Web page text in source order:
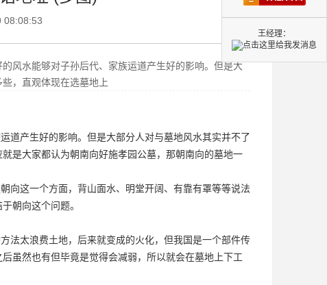
08:08:53
风水能够对子孙后代、家族运道产生好的影响。但是大
，直观体现在选墓地上
道产生好的影响。但是大部分人对与墓地风水其实并不了
是大家都认为朝南向好施孝园公墓，那朝南向的墓地一
向这一个方面，背山面水、明堂开阔、有靠有罩等等说法
朝向这个问题。
法太浪费土地，后来就变成的火化，但我国是一个部件传
后虽然也有但毕竟是觉得会减弱，所以就会在墓地上下工
王经理：